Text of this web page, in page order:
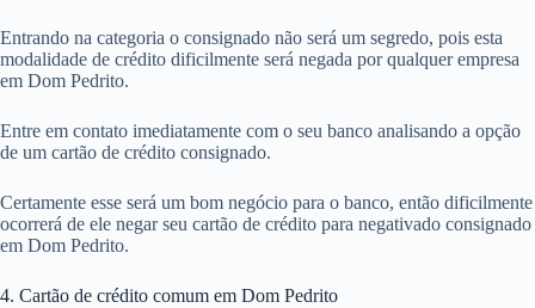
Entrando na categoria o consignado não será um segredo, pois esta
modalidade de crédito dificilmente será negada por qualquer empresa
em Dom Pedrito.
Entre em contato imediatamente com o seu banco analisando a opção
de um cartão de crédito consignado.
Certamente esse será um bom negócio para o banco, então dificilmente
ocorrerá de ele negar seu cartão de crédito para negativado consignado
em Dom Pedrito.
4. Cartão de crédito comum em Dom Pedrito